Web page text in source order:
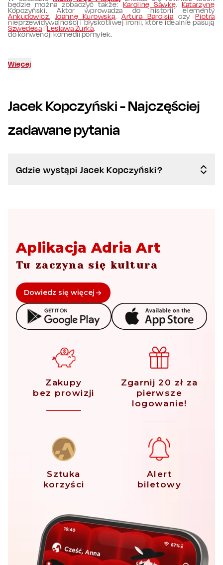
będzie można zobaczyć także:Karolinę Sawkę,Katarzynę
Ankudowicz, Joannę Kurowską,Artura Barcisia czyPiotra
SzwedesaiLesława Żurka.
Kopczyński. Aktor wprowadza do historii elementy
nieprzewidywalności i błyskotliwej ironii, które idealnie pasują
do konwencji komedii pomyłek.
Więcej
Jacek Kopczyński- Najczęściej
zadawane pytania
Gdzie wystąpi Jacek Kopczyński?
Aplikacja Adria Art
Tu zaczyna się kultura
Dowiedz się więcej
Zakupy
bez prowizji
Zgarnij 20 zł za
pierwsze
logowanie!
Sztuka
korzyści
Alert
biletowy